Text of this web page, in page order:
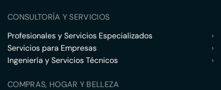
CONSULTORÍA Y SERVICIOS
Profesionales y Servicios Especializados
›
Servicios para Empresas
›
Ingeniería y Servicios Técnicos
›
COMPRAS, HOGAR Y BELLEZA